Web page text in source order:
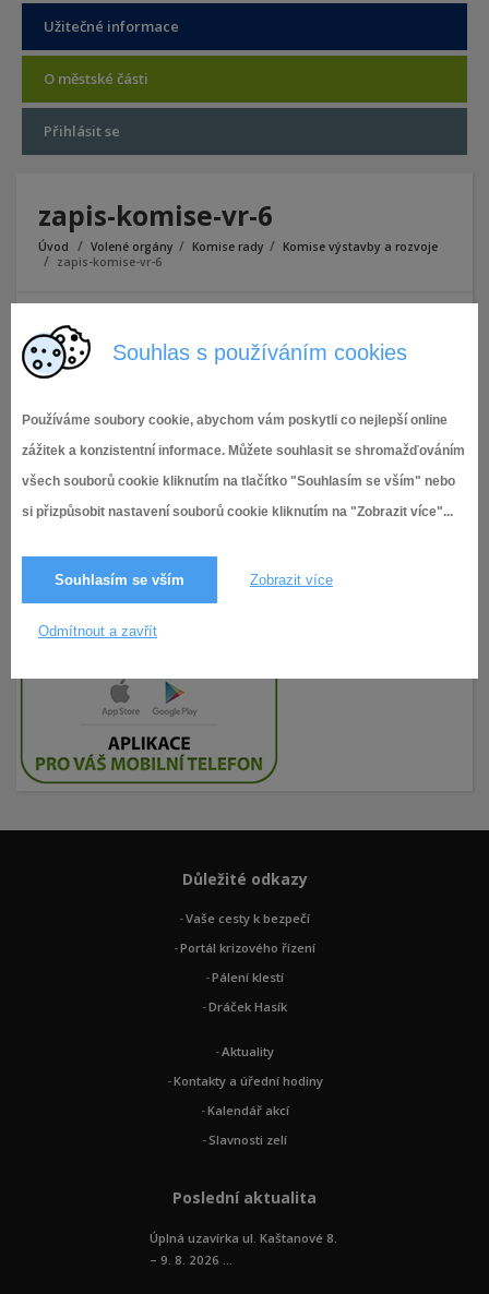
Souhlas s používáním cookies
Používáme soubory cookie, abychom vám poskytli co nejlepší online
zážitek a konzistentní informace. Můžete souhlasit se shromažďováním
všech souborů cookie kliknutím na tlačítko "Souhlasím se vším" nebo
si přizpůsobit nastavení souborů cookie kliknutím na "Zobrazit více"...
Souhlasím se vším Zobrazit více
Odmítnout a zavřít
Užitečné informace
O městské části
Přihlásit se
zapis-komise-vr-6
Úvod Volené orgány Komise rady
Komise výstavby a rozvoje
zapis-komise-vr-6
zapis-komise-vr-6
Důležité odkazy
Vaše cesty k bezpečí
Portál krizového řízení
Pálení klestí
Dráček Hasík
Aktuality
Kontakty a úřední hodiny
Kalendář akcí
Slavnosti zelí
Poslední aktualita
Úplná uzavírka ul. Kaštanové 8.
– 9. 8. 2026 ...